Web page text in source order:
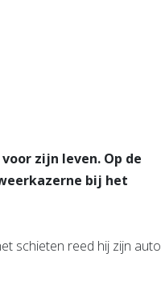
zijn leven. Op de
bij het
schieten reed hij zijn auto